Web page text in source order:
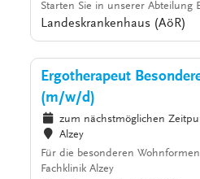
Starten Sie in unserer Abteilung
Landeskrankenhaus (AöR)
Ergotherapeut
(m/w/d)
zum nächstmöglichen
Alzey
Für die besonderen
Fachklinik Alzey